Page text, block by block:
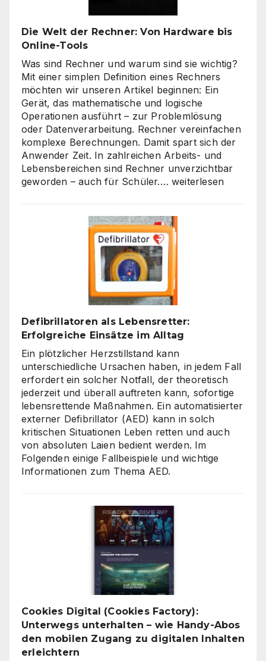
„billig“
Die Welt der Rechner: Von Hardware bis
Online-Tools
Was sind Rechner und warum sind sie wichtig?
Mit einer simplen Definition eines Rechners
möchten wir unseren Artikel beginnen: Ein
Gerät, das mathematische und logische
Operationen ausführt – zur Problemlösung
oder Datenverarbeitung. Rechner vereinfachen
komplexe Berechnungen. Damit spart sich der
Anwender Zeit. In zahlreichen Arbeits- und
Lebensbereichen sind Rechner unverzichtbar
geworden – auch für Schüler.… Die
Rechner:
Von
Hardware
Online-
Tools
weiterlesen
Defibrillatoren als Lebensretter:
Erfolgreiche Einsätze im Alltag
Ein plötzlicher Herzstillstand kann
unterschiedliche Ursachen haben, in jedem Fall
erfordert ein solcher Notfall, der theoretisch
jederzeit und überall auftreten kann, sofortige
lebensrettende Maßnahmen. Ein automatisierter
externer Defibrillator (AED) kann in solch
kritischen Situationen Leben retten und auch
von absoluten Laien bedient werden. Im
Folgenden einige Fallbeispiele und wichtige
Informationen zum Thema AED.
Cookies Digital (Cookies Factory):
Unterwegs unterhalten – wie Handy-Abos
den mobilen Zugang zu digitalen Inhalten
erleichtern